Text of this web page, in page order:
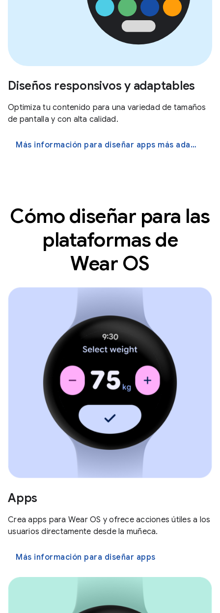
Diseños responsivos y adaptables
Optimiza tu contenido para una variedad de tamaños
de pantalla y con alta calidad.
Más información para diseñar apps más adaptables
Cómo diseñar para las
plataformas de
Wear OS
Apps
Crea apps para Wear OS y ofrece acciones útiles a los
usuarios directamente desde la muñeca.
Más información para diseñar apps